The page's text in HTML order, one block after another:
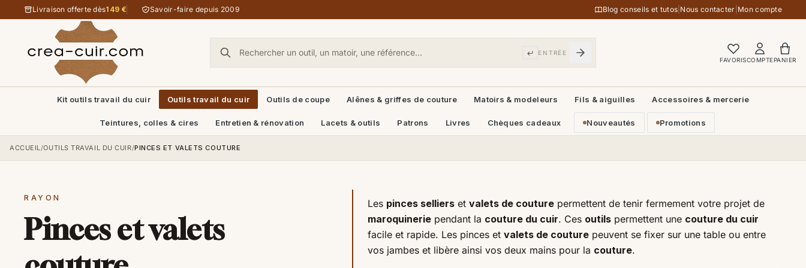
Aller au contenu
Livraison offerte dès149 € Savoir-faire depuis 2009 Blog conseils et tutos Nous contacter Mon compte
ENTRÉE
FAVORISCOMPTEPANIER
Kit outils travail du cuir Outils travail du cuir Outils de coupe Alênes & griffes de couture Matoirs & modeleurs Fils & aiguilles Accessoires & mercerie
Teintures, colles & cires Entretien & rénovation Lacets & outils Patrons Livres Chèques cadeaux Nouveautés Promotions
ACCUEIL/OUTILS TRAVAIL DU CUIR/PINCES ET VALETS COUTURE
RAYON
Pinces et valets
Les pinces sellierset valets de couturepermettent de tenir fermement votre projet de
maroquineriependant la couture du cuir. Ces outilspermettent une couture du cuir
facile et rapide. Les pinces et valets de couturepeuvent se fixer sur une table ou entre
vos jambes et libère ainsi vos deux mains pour la couture.